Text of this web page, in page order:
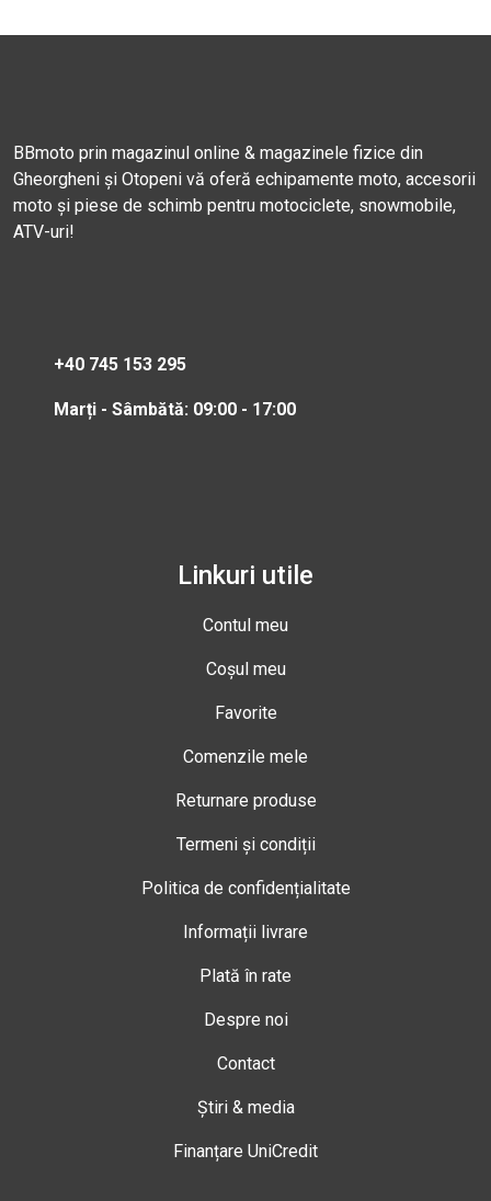
BBmoto prin magazinul online & magazinele fizice din
Gheorgheni și Otopeni vă oferă echipamente moto, accesorii
moto și piese de schimb pentru motociclete, snowmobile,
ATV-uri!
+40 745 153 295
Marți - Sâmbătă: 09:00 - 17:00
Linkuri utile
Contul meu
Coșul meu
Favorite
Comenzile mele
Returnare produse
Termeni și condiții
Politica de confidențialitate
Informații livrare
Plată în rate
Despre noi
Contact
Știri & media
Finanțare UniCredit